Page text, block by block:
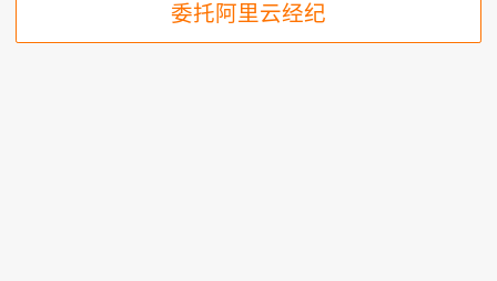
委托阿里云经纪